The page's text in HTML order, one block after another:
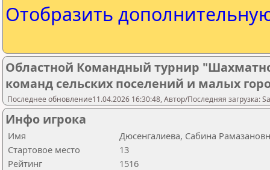
Отобразить
Областной Командный турнир
команд сельских поселений и малых
Последнее обновление11.04.2026 16:30:48, Автор/Последняя загрузка:
Инфо игрока
Имя
Дюсенгалиева, Сабина
Стартовое место
13
Рейтинг
1516